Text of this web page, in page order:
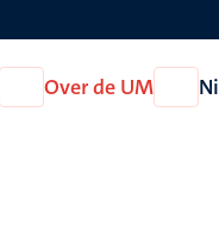
Open
Onderzoek
Over de UM
Open
Over